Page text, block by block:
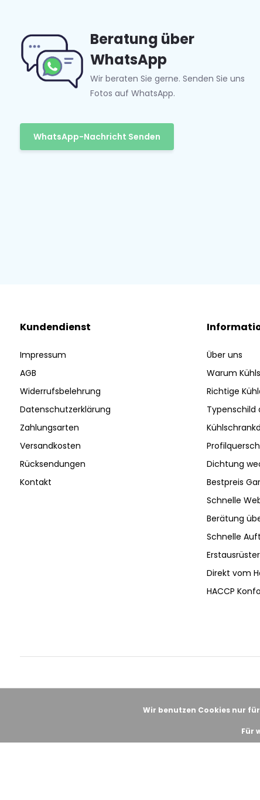
Beratung über
WhatsApp
Wir beraten Sie gerne. Senden Sie uns
Fotos auf WhatsApp.
WhatsApp-Nachricht Senden
Kundendienst
Impressum
AGB
Widerrufsbelehrung
Datenschutzerklärung
Zahlungsarten
Versandkosten
Rücksendungen
Kontakt
Über uns
Warum
Richtige
Typenschild
Dichtung
Bestpreis
Schnelle
Berätung
Schnelle
Direkt vom
HACCP
Wir benutzen Cookies nur
Für